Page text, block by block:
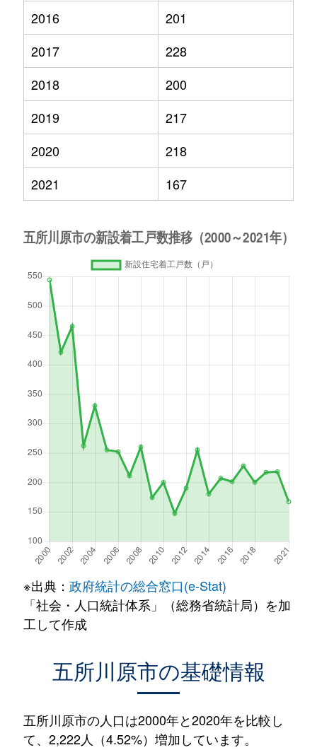
2016
201
2017
228
2018
200
2019
217
2020
218
2021
167
※出典： 政府統計の総合窓口(e-Stat)
「社会・人口統計体系」（総務省統計局）を加
工して作成
五所川原市の基礎情報
五所川原市の人口は2000年と2020年を比較し
て、2,222人（4.52%）増加しています。